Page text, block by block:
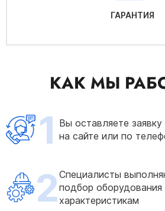
ГАРАНТИЯ
КАК МЫ
1 Вы оставляете заявку
на сайте или по
2Специалисты
подбор оборудования
характеристикам